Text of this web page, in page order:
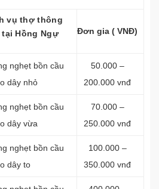
vụ thợ thông
Hồng Ngự
Đơn gia ( VNĐ)
nghẹt bồn cầu
dây nhỏ
50.000 –
200.000 vnđ
nghẹt bồn cầu
dây vừa
70.000 –
250.000 vnđ
nghẹt bồn cầu
dây to
100.000 –
350.000 vnđ